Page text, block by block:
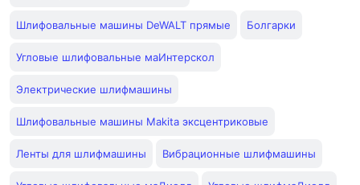
Шлифовальные машины DeWALT прямые Болгарки
Угловые шлифовальные маИнтерскол
Электрические шлифмашины
Шлифовальные машины Makita эксцентриковые
Ленты для шлифмашины Вибрационные шлифмашины